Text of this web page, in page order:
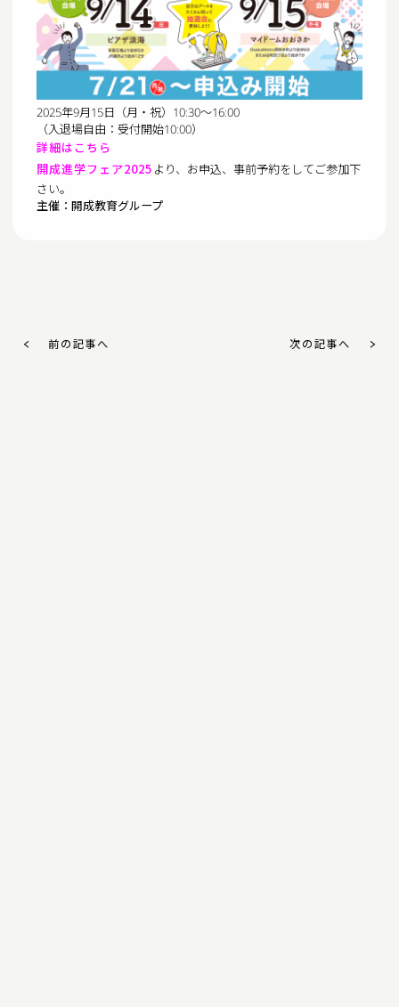
2025年9月15日（月・祝）10:30～16:00
（入退場自由：受付開始10:00）
詳細はこちら
開成進学フェア2025 より、お申込、事前予約をしてご参加下
さい。
主催：開成教育グループ
前の記事へ 次の記事へ